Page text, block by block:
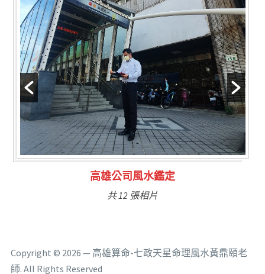
林氏福主量子生基造
Copyright © 2026 — 高雄算命-七政天星命理風水黃鼎頤老
師. All Rights Reserved